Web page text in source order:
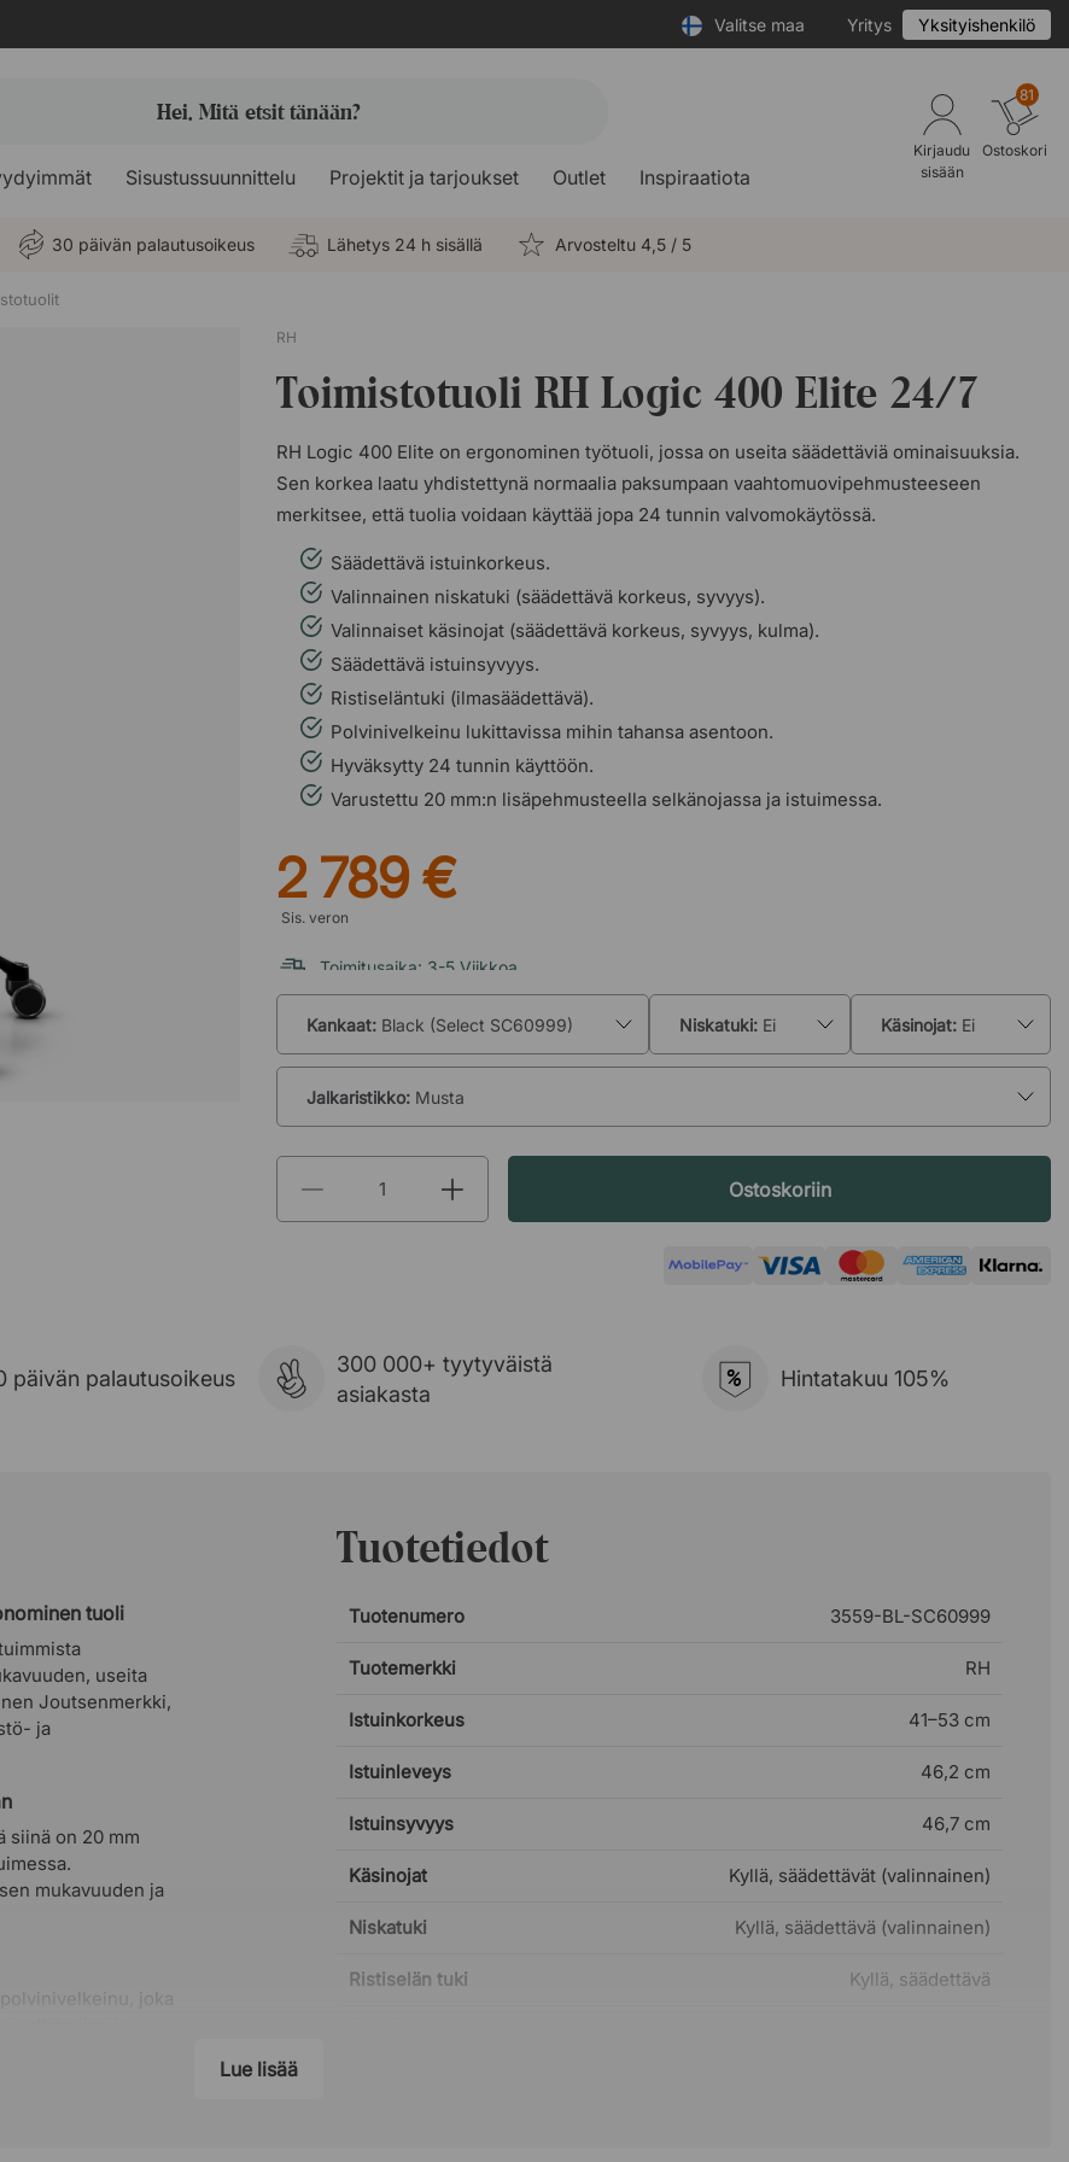
Valitse maa Yritys Yksityishenkilö
Sisustussuunnittelu Projektit ja tarjoukset Outlet Inspiraatiota
Kirjaudu
sisään
81
Ostoskori
30 päivän palautusoikeus Lähetys 24 h sisällä Arvosteltu 4,5 / 5
RH
Toimistotuoli RH Logic 400 Elite 24/7
RH Logic 400 Elite on ergonominen työtuoli, jossa on useita säädettäviä ominaisuuksia.
Sen korkea laatu yhdistettynä normaalia paksumpaan vaahtomuovipehmusteeseen
merkitsee, että tuolia voidaan käyttää jopa 24 tunnin valvomokäytössä.
Säädettävä istuinkorkeus.
Valinnainen niskatuki (säädettävä korkeus, syvyys).
Valinnaiset käsinojat (säädettävä korkeus, syvyys, kulma).
Säädettävä istuinsyvyys.
Ristiseläntuki (ilmasäädettävä).
Polvinivelkeinu lukittavissa mihin tahansa asentoon.
Hyväksytty 24 tunnin käyttöön.
Varustettu 20 mm:n lisäpehmusteella selkänojassa ja istuimessa.
2 789 €
Sis. veron
Toimitusaika: 3-5 Viikkoa
Kankaat: Black (Select SC60999) Niskatuki: Ei Käsinojat: Ei
Jalkaristikko: Musta
Ostoskoriin
päivän palautusoikeus
300 000+ tyytyväistä
asiakasta
% Hintatakuu 105%
tuoli
useita
Joutsenmerkki,
ja
siinä on 20 mm
mukavuuden ja
joka
Tuotetiedot
Tuotenumero 3559-BL-SC60999
Tuotemerkki RH
Istuinkorkeus 41–53 cm
Istuinleveys 46,2 cm
Istuinsyvyys 46,7 cm
Käsinojat Kyllä, säädettävät (valinnainen)
Niskatuki Kyllä, säädettävä (valinnainen)
Ristiselän tuki Kyllä, säädettävä
Lue lisää